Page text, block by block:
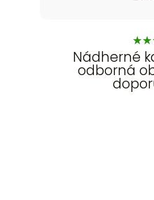
★★
Nádherné
odborná